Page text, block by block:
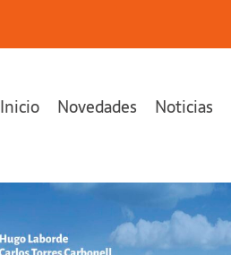
Inicio Novedades Noticias